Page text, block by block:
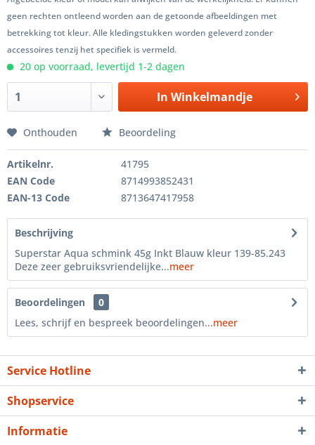
geen rechten ontleend worden aan de getoonde afbeeldingen met
betrekking tot kleur. Alle kledingstukken worden geleverd zonder
accessoires tenzij het specifiek is vermeld.
20 op voorraad, levertijd 1-2 dagen
In Winkelmandje
Onthouden Beoordeling
Artikelnr.
41795
EAN Code
8714993852431
EAN-13 Code
8713647417958
Beschrijving
Superstar Aqua schmink 45g Inkt Blauw kleur 139-85.243
Deze zeer gebruiksvriendelijke...meer
Beoordelingen
0
Lees, schrijf en bespreek beoordelingen...meer
Service Hotline
Shopservice
Informatie